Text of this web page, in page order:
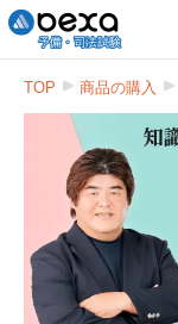
TOP 商品の購入